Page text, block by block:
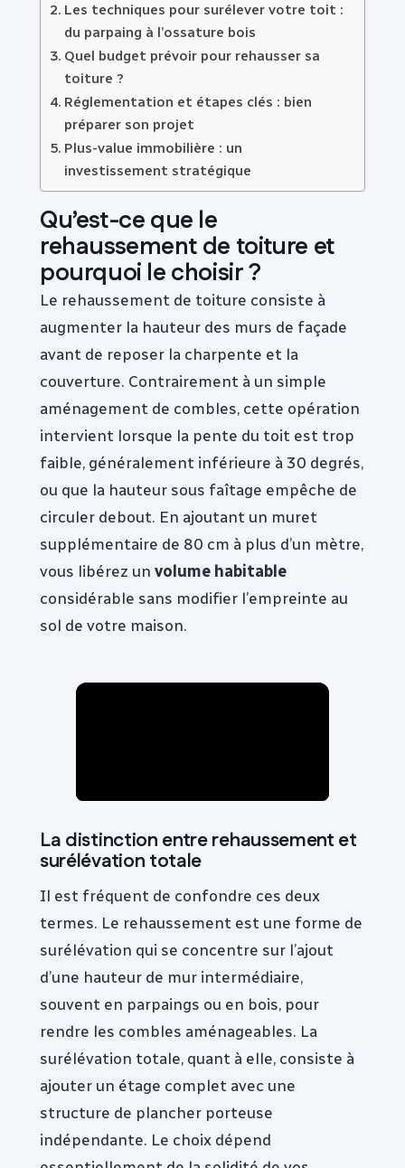
Les techniques pour surélever votre toit :
du parpaing à l’ossature bois
Quel budget prévoir pour rehausser sa
toiture ?
Réglementation et étapes clés : bien
préparer son projet
Plus-value immobilière : un
investissement stratégique
Qu’est-ce que le
rehaussement de toiture et
pourquoi le choisir ?
Le rehaussement de toiture consiste à
augmenter la hauteur des murs de façade
avant de reposer la charpente et la
couverture. Contrairement à un simple
aménagement de combles, cette opération
intervient lorsque la pente du toit est trop
faible, généralement inférieure à 30 degrés,
ou que la hauteur sous faîtage empêche de
circuler debout. En ajoutant un muret
supplémentaire de 80 cm à plus d’un mètre,
vous libérez un volume habitable
considérable sans modifier l’empreinte au
sol de votre maison.
La distinction entre rehaussement et
surélévation totale
Il est fréquent de confondre ces deux
termes. Le rehaussement est une forme de
surélévation qui se concentre sur l’ajout
d’une hauteur de mur intermédiaire,
souvent en parpaings ou en bois, pour
rendre les combles aménageables. La
surélévation totale, quant à elle, consiste à
ajouter un étage complet avec une
structure de plancher porteuse
indépendante. Le choix dépend